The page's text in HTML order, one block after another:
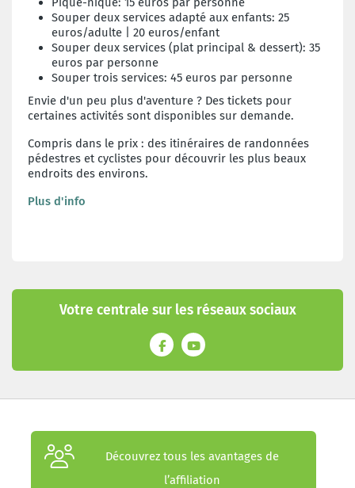
Souper deux services adapté aux enfants: 25
euros/adulte | 20 euros/enfant
Souper deux services (plat principal & dessert): 35
euros par personne
Souper trois services: 45 euros par personne
Envie d'un peu plus d'aventure ? Des tickets pour
certaines activités sont disponibles sur demande.
Compris dans le prix : des itinéraires de randonnées
pédestres et cyclistes pour découvrir les plus beaux
endroits des environs.
Plus d'info
Votre centrale sur les réseaux sociaux
Découvrez tous les avantages de
l’affiliation